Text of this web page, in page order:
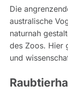
Die
australische
naturnah
des Zoos. Hier
und